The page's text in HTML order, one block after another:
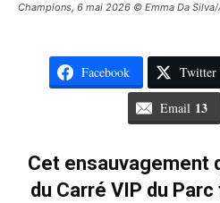
Champions, 6 mai 2026 © Emma Da Silva/
Facebook Twitter
Email 13
Cet ensauvagement
du Carré VIP du